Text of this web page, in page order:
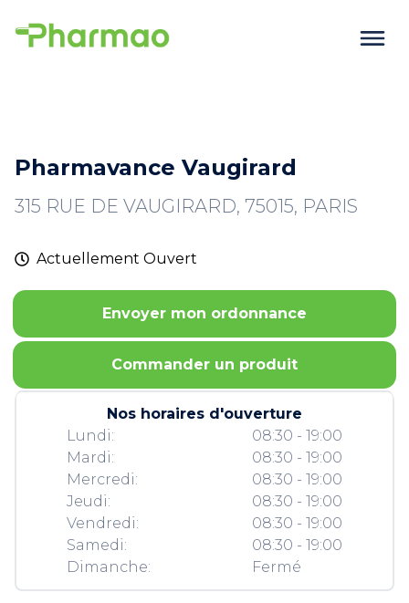
Pharmavance Vaugirard
315 RUE DE VAUGIRARD, 75015, PARIS
Actuellement Ouvert
Envoyer mon ordonnance
Commander un produit
Nos horaires d'ouverture
Lundi:
Mardi:
Mercredi:
Jeudi:
Vendredi:
Samedi:
Dimanche:
08:30 - 19:00
08:30 - 19:00
08:30 - 19:00
08:30 - 19:00
08:30 - 19:00
08:30 - 19:00
Fermé